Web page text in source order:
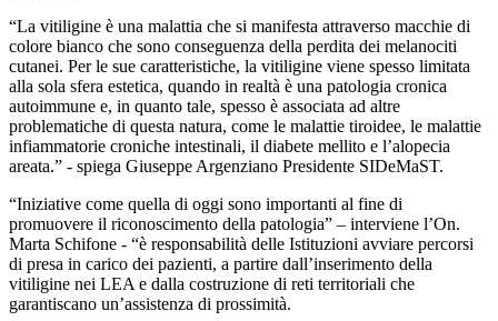
“La vitiligine è una malattia che si manifesta attraverso macchie di
colore bianco che sono conseguenza della perdita dei melanociti
cutanei. Per le sue caratteristiche, la vitiligine viene spesso limitata
alla sola sfera estetica, quando in realtà è una patologia cronica
autoimmune e, in quanto tale, spesso è associata ad altre
problematiche di questa natura, come le malattie tiroidee, le malattie
infiammatorie croniche intestinali, il diabete mellito e l’alopecia
areata.” - spiega Giuseppe Argenziano Presidente SIDeMaST.
“Iniziative come quella di oggi sono importanti al fine di
promuovere il riconoscimento della patologia” – interviene l’On.
Marta Schifone - “è responsabilità delle Istituzioni avviare percorsi
di presa in carico dei pazienti, a partire dall’inserimento della
vitiligine nei LEA e dalla costruzione di reti territoriali che
garantiscano un’assistenza di prossimità.